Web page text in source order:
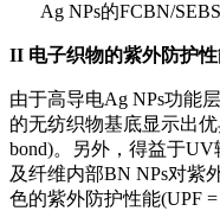
Ag NPs的FCBN/
II 电子织物的紫外防护
由于高导电Ag NPs功能
的无纺织物基底显示出
bond)。另外，得益于
及纤维内部BN NPs对紫
色的紫外防护性能(UPF =